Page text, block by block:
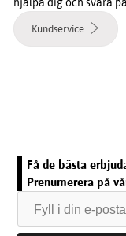
Kundservice
Få de bästa
Prenumerera på